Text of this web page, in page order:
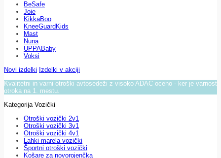
BeSafe
Joie
KikkaBoo
KneeGuardKids
Mast
Nuna
UPPABaby
Voksi
Novi izdelki Izdelki v akciji
Kvalitetni in varni otroški avtosedeži z visoko ADAC oceno - ker je varnost
otroka na 1. mestu.
Kategorija Vozički
Otroški vozički 2v1
Otroški vozički 3v1
Otroški vozički 4v1
Lahki marela vozički
Športni otroški vozički
Košare za novorojenčka